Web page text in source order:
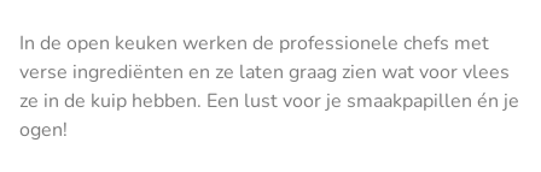
In de open keuken werken de professionele chefs met
verse ingrediënten en ze laten graag zien wat voor vlees
ze in de kuip hebben. Een lust voor je smaakpapillen én je
ogen!